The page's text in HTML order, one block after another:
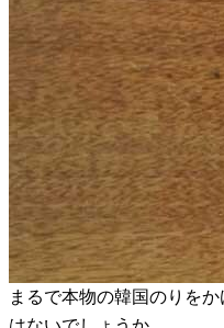
まるで本物の韓国のりを